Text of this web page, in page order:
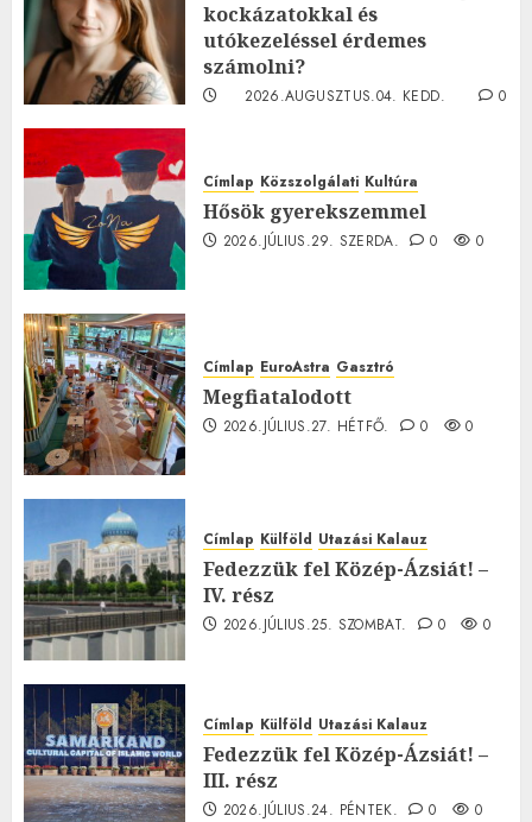
kockázatokkal és
utókezeléssel érdemes
számolni?
2026.AUGUSZTUS.04. KEDD.
0
Címlap Közszolgálati Kultúra
Hősök gyerekszemmel
2026.JÚLIUS.29. SZERDA. 0 0
Címlap EuroAstra Gasztró
Megfiatalodott
2026.JÚLIUS.27. HÉTFŐ. 0 0
Címlap Külföld Utazási Kalauz
Fedezzük fel Közép-Ázsiát! –
IV. rész
2026.JÚLIUS.25. SZOMBAT. 0 0
Címlap Külföld Utazási Kalauz
Fedezzük fel Közép-Ázsiát! –
III. rész
2026.JÚLIUS.24. PÉNTEK. 0 0